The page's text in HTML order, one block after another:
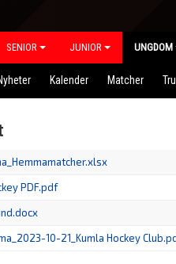
SENIOR JUNIOR UNGDOM
Kalender Matcher
PDF.pdf
10-21_Kumla Hockey